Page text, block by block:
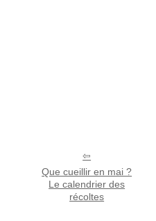
Que cueillir en mai ?
Le calendrier des
récoltes